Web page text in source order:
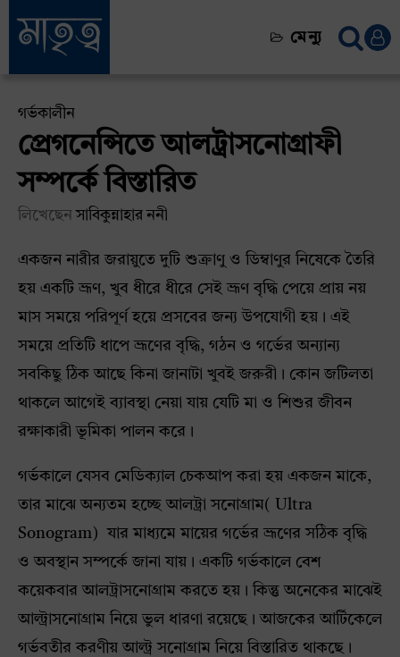
মেন্যু
গর্ভকালীন
প্রেগনেন্সিতে আলট্রাসনোগ্রাফী
সম্পর্কে বিস্তারিত
লিখেছেনসাবিকুন্নাহার ননী
একজন নারীর জরায়ুতে দুটি শুক্রাণু ও ডিম্বাণুর নিষেকে তৈরি
হয় একটি ভ্রূণ, খুব ধীরে ধীরে সেই ভ্রূণ বৃদ্ধি পেয়ে প্রায় নয়
মাস সময়ে পরিপূর্ণ হয়ে প্রসবের জন্য উপযোগী হয়। এই
সময়ে প্রতিটি ধাপে ভ্রূণের বৃদ্ধি, গঠন ও গর্ভের অন্যান্য
সবকিছু ঠিক আছে কিনা জানাটা খুবই জরুরী। কোন জটিলতা
থাকলে আগেই ব্যাবস্থা নেয়া যায় যেটি মা ও শিশুর জীবন
রক্ষাকারী ভূমিকা পালন করে।
গর্ভকালে যেসব মেডিক্যাল চেকআপ করা হয় একজন মাকে,
তার মাঝে অন্যতম হচ্ছে আলট্রা সনোগ্রাম( Ultra
Sonogram) যার মাধ্যমে মায়ের গর্ভের ভ্রূণের সঠিক বৃদ্ধি
ও অবস্থান সম্পর্কে জানা যায়। একটি গর্ভকালে বেশ
কয়েকবার আলট্রাসনোগ্রাম করতে হয়। কিন্তু অনেকের মাঝেই
আল্ট্রাসনোগ্রাম নিয়ে ভুল ধারণা রয়েছে। আজকের আর্টিকেলে
গর্ভবতীর করণীয় আল্ট্র সনোগ্রাম নিয়ে বিস্তারিত থাকছে।